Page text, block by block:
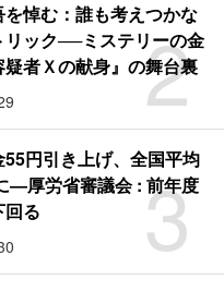
2
悼む：誰も考えつかな
リック──ミステリーの金
者Ｘの献身』の舞台裏
3
円引き上げ、全国平均
―厚労省審議会 : 前年度
回る